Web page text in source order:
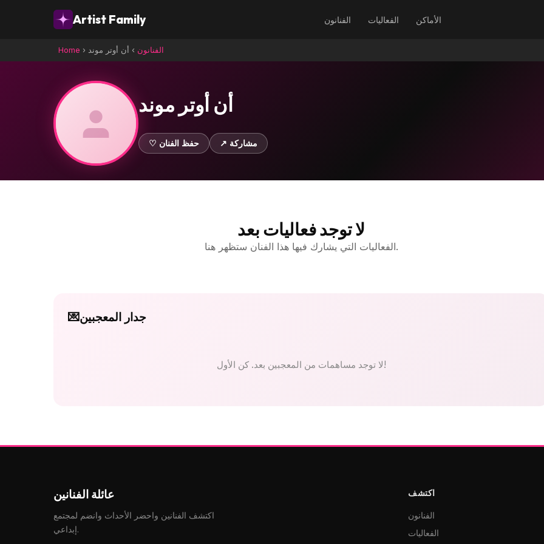
Artist Family الفنانون الفعاليات الأماكن
Home › الفنانون › أن أوتر موند
أن أوتر موند
♡ حفظ الفنان ↗ مشاركة
لا توجد فعاليات بعد
الفعاليات التي يشارك فيها هذا الفنان ستظهر هنا.
💌جدار المعجبين
لا توجد مساهمات من المعجبين بعد. كن الأول!
عائلة الفنانين
اكتشف الفنانين واحضر الأحداث وانضم لمجتمع
إبداعي.
اكتشف
الفنانون
الفعاليات